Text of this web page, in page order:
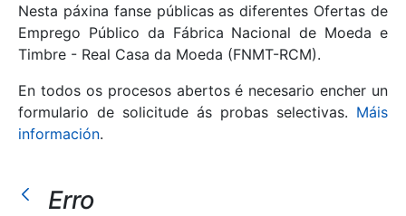
Mostrar/Ocultar
Nesta páxina fanse públicas as diferentes Ofertas de
Emprego Público da Fábrica Nacional de Moeda e
Timbre - Real Casa da Moeda (FNMT-RCM).
En todos os procesos abertos é necesario encher un
formulario de solicitude ás probas selectivas. Máis
información.
Erro